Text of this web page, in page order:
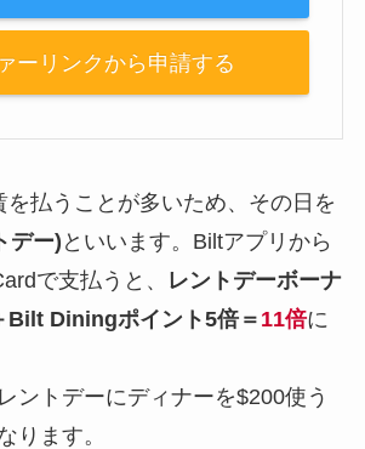
ーリンクから申請する
払うことが多いため、その日を
デー) といいます。Biltアプリから
で支払うと、
レントデーボーナ
Bilt Diningポイント5倍＝ 11倍に
ントデーにディナーを$200使う
ります。